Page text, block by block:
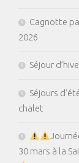
Cagnotte
2026
Séjour
Séjours
chalet
30 mars à la